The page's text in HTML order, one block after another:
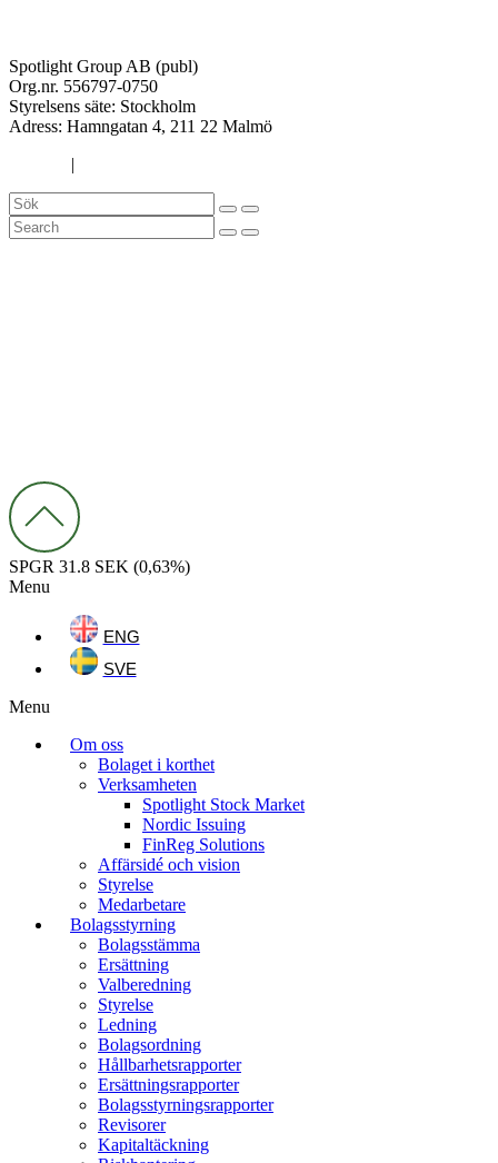
Spotlight Group AB (publ)
Org.nr. 556797-0750
Styrelsens säte: Stockholm
Adress: Hamngatan 4, 211 22 Malmö
|
SPGR 31.8 SEK (0,63%)
Menu
ENG
SVE
Menu
Om oss
Bolaget i korthet
Verksamheten
Spotlight Stock Market
Nordic Issuing
FinReg Solutions
Affärsidé och vision
Styrelse
Medarbetare
Bolagsstyrning
Bolagsstämma
Ersättning
Valberedning
Styrelse
Ledning
Bolagsordning
Hållbarhetsrapporter
Ersättningsrapporter
Bolagsstyrningsrapporter
Revisorer
Kapitaltäckning